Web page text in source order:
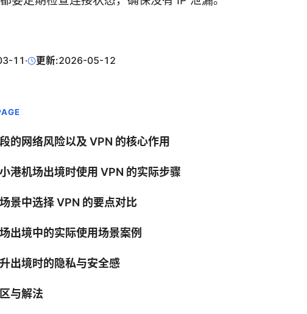
11 · 更新:2026-05-12
的网络风险以及 VPN 的核心作用
港机场出境时使用 VPN 的实际步骤
景中选择 VPN 的要点对比
出境中的实际使用场景案例
出境时的隐私与安全感
与解法